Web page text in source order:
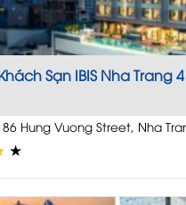
Sạn IBIS Nha Trang
Hung Vuong Street, Nha
★